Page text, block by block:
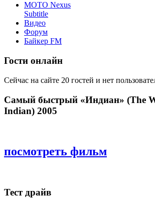
MOTO Nexus
Subtitle
Видео
Форум
Байкер FM
Гости онлайн
Сейчас на сайте 20 гостей и нет
Самый быстрый «Индиан» (The
Indian) 2005
посмотреть фильм
Тест драйв